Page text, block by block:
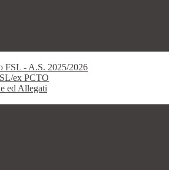
FSL - A.S. 2025/2026
ex PCTO
ed Allegati